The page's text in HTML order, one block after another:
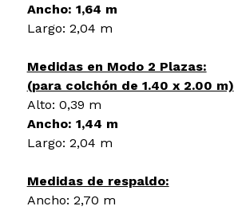
Ancho: 1,64 m
Largo: 2,04 m
Medidas en Modo 2 Plazas:
(para colchón de 1.40 x 2.00 m)
Alto: 0,39 m
Ancho: 1,44 m
Largo: 2,04 m
Medidas de respaldo:
Ancho: 2,70 m